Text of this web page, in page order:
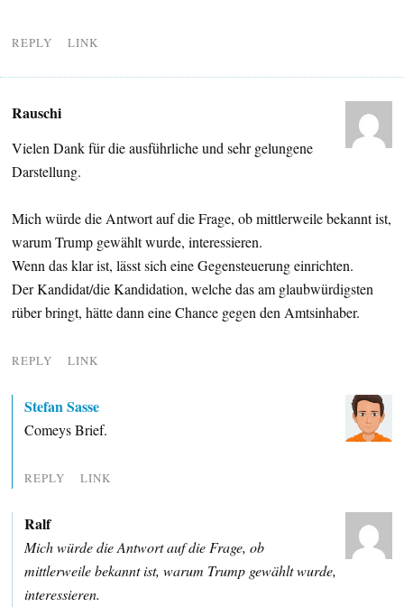
REPLY LINK
Rauschi
Vielen Dank für die ausführliche und sehr gelungene
Darstellung.
Mich würde die Antwort auf die Frage, ob mittlerweile bekannt ist,
warum Trump gewählt wurde, interessieren.
Wenn das klar ist, lässt sich eine Gegensteuerung einrichten.
Der Kandidat/die Kandidation, welche das am glaubwürdigsten
rüber bringt, hätte dann eine Chance gegen den Amtsinhaber.
REPLY LINK
Stefan Sasse
Comeys Brief.
REPLY LINK
Ralf
Mich würde die Antwort auf die Frage, ob
mittlerweile bekannt ist, warum Trump gewählt wurde,
interessieren.